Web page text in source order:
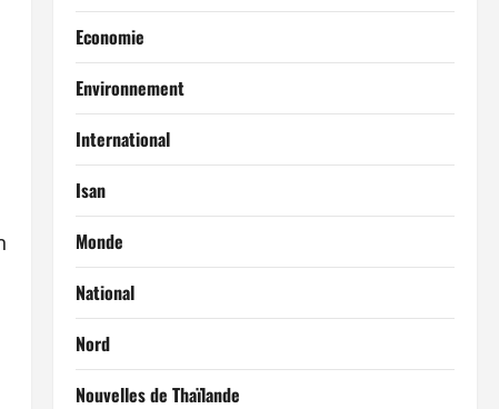
Economie
Environnement
International
Isan
Monde
National
Nord
Nouvelles de Thaïlande